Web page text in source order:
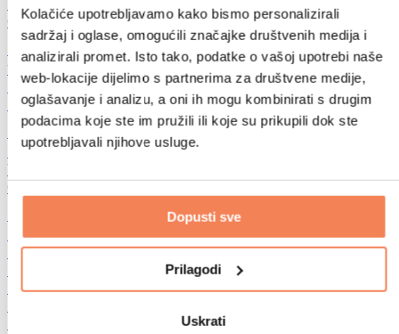
Kolačiće upotrebljavamo kako bismo personalizirali
sadržaj i oglase, omogućili značajke društvenih medija i
analizirali promet. Isto tako, podatke o vašoj upotrebi naše
web-lokacije dijelimo s partnerima za društvene medije,
oglašavanje i analizu, a oni ih mogu kombinirati s drugim
podacima koje ste im pružili ili koje su prikupili dok ste
upotrebljavali njihove usluge.
Dopusti sve
Prilagodi
Uskrati
Mahunarke
Ostalo
Maslaci od orašastih plodova
100% namazi iz orašastih plodova
Slatki namazi od orašastih plodova
Proteinski namazi od orašastih plodova
Supernamirnice
Zelena superhrana
Vlakna
Ostala superhrana
Proteinske pločice
Suho meso
Proteinski kolačići
Energetske i zobene pločice